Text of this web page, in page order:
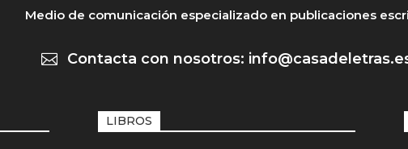
Medio de comunicación especializado en publicaciones
 Contacta con nosotros:
LIBROS